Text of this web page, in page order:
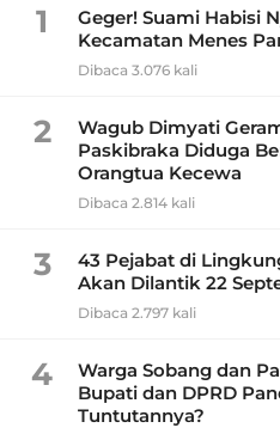
1
Geger! Suami Habisi
Kecamatan Menes
Dibaca 3.076 kali
2
Wagub Dimyati
Paskibraka Diduga
Orangtua Kecewa
Dibaca 2.814 kali
3
43 Pejabat di
Akan Dilantik 22
Dibaca 2.797 kali
4
Warga Sobang dan
Bupati dan DPRD
Tuntutannya?